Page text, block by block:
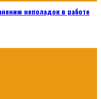
неполадок в работе